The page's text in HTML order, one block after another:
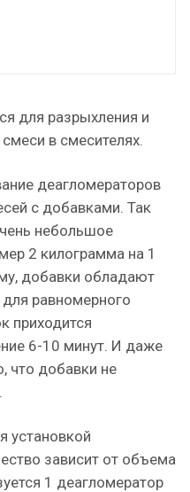
для разрыхления и
в смесителях.
деагломераторов
с добавками. Так
небольшое
2 килограмма на 1
добавки обладают
равномерного
приходится
6-10 минут. И даже
что добавки не
установкой
зависит от объема
1 деагломератор